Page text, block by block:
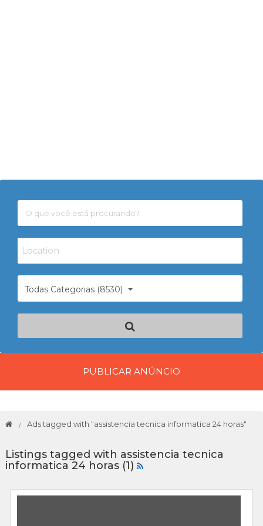
Todas Categorias (8530)
PUBLICAR ANÚNCIO
Ads tagged with "assistencia tecnica informatica 24 horas"
Listings tagged with assistencia tecnica
informatica 24 horas (1)